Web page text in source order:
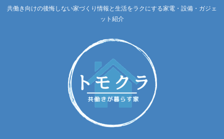
共働き向けの後悔しない家づくり情報と生活をラクにする家電・設備・ガジェ
ット紹介